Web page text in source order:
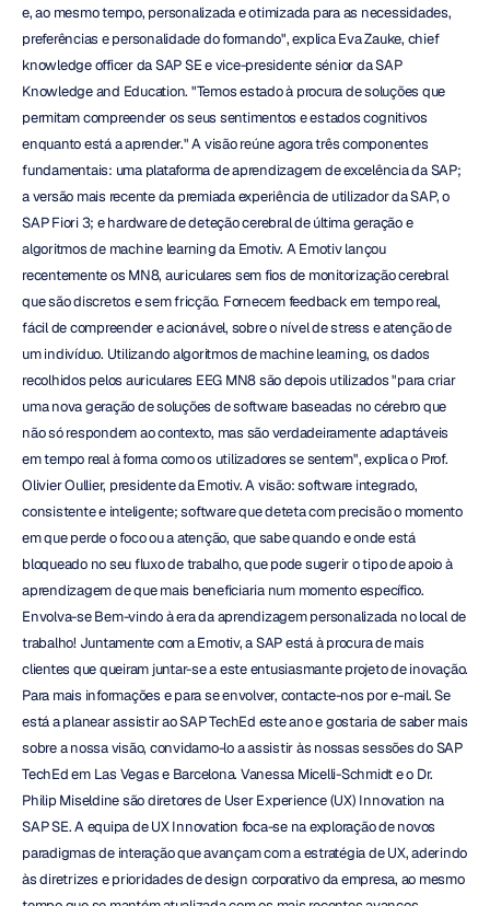
e, ao mesmo tempo, personalizada e otimizada para as necessidades,
preferências e personalidade do formando", explica Eva Zauke, chief
knowledge officer da SAP SE e vice-presidente sénior da SAP
Knowledge and Education. "Temos estado à procura de soluções que
permitam compreender os seus sentimentos e estados cognitivos
enquanto está a aprender." A visão reúne agora três componentes
fundamentais: uma plataforma de aprendizagem de excelência da SAP;
a versão mais recente da premiada experiência de utilizador da SAP, o
SAP Fiori 3; e hardware de deteção cerebral de última geração e
algoritmos de machine learning da Emotiv. A Emotiv lançou
recentemente os MN8, auriculares sem fios de monitorização cerebral
que são discretos e sem fricção. Fornecem feedback em tempo real,
fácil de compreender e acionável, sobre o nível de stress e atenção de
um indivíduo. Utilizando algoritmos de machine learning, os dados
recolhidos pelos auriculares EEG MN8 são depois utilizados "para criar
uma nova geração de soluções de software baseadas no cérebro que
não só respondem ao contexto, mas são verdadeiramente adaptáveis
em tempo real à forma como os utilizadores se sentem", explica o Prof.
Olivier Oullier, presidente da Emotiv. A visão: software integrado,
consistente e inteligente; software que deteta com precisão o momento
em que perde o foco ou a atenção, que sabe quando e onde está
bloqueado no seu fluxo de trabalho, que pode sugerir o tipo de apoio à
aprendizagem de que mais beneficiaria num momento específico.
Envolva-se Bem-vindo à era da aprendizagem personalizada no local de
trabalho! Juntamente com a Emotiv, a SAP está à procura de mais
clientes que queiram juntar-se a este entusiasmante projeto de inovação.
Para mais informações e para se envolver, contacte-nos por e-mail. Se
está a planear assistir ao SAP TechEd este ano e gostaria de saber mais
sobre a nossa visão, convidamo-lo a assistir às nossas sessões do SAP
TechEd em Las Vegas e Barcelona. Vanessa Micelli-Schmidt e o Dr.
Philip Miseldine são diretores de User Experience (UX) Innovation na
SAP SE. A equipa de UX Innovation foca-se na exploração de novos
paradigmas de interação que avançam com a estratégia de UX, aderindo
às diretrizes e prioridades de design corporativo da empresa, ao mesmo